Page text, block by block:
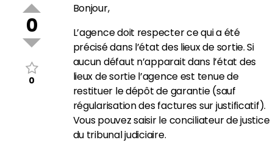
0
0
Bonjour,
L’agence doit respecter ce qui a été
précisé dans l’état des lieux de sortie. Si
aucun défaut n’apparait dans l’état des
lieux de sortie l’agence est tenue de
restituer le dépôt de garantie (sauf
régularisation des factures sur justificatif).
Vous pouvez saisir le conciliateur de justice
du tribunal judiciaire.